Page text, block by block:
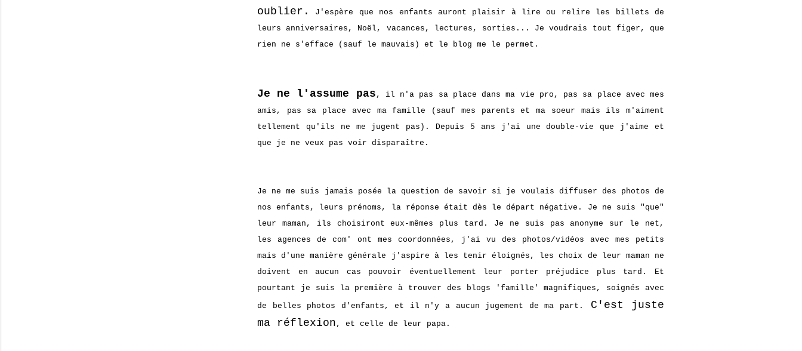
oublier.
J'espère que nos enfants auront plaisir à lire ou relire les billets de
leurs anniversaires, Noël, vacances, lectures, sorties... Je voudrais tout figer, que
rien ne s'efface (sauf le mauvais) et le blog me le permet.
Je ne l'assume pas , il n'a pas sa place dans ma vie pro, pas sa place avec mes
amis, pas sa place avec ma famille (sauf mes parents et ma soeur mais ils m'aiment
tellement qu'ils ne me jugent pas). Depuis 5 ans j'ai une double-vie que j'aime et
que je ne veux pas voir disparaître.
Je ne me suis jamais posée la question de savoir si je voulais diffuser des photos de
nos enfants, leurs prénoms, la réponse était dès le départ négative. Je ne suis "que"
leur maman, ils choisiront eux-mêmes plus tard. Je ne suis pas anonyme sur le net,
les agences de com' ont mes coordonnées, j'ai vu des photos/vidéos avec mes petits
mais d'une manière générale j'aspire à les tenir éloignés, les choix de leur maman ne
doivent en aucun cas pouvoir éventuellement leur porter préjudice plus tard. Et
pourtant je suis la première à trouver des blogs 'famille' magnifiques, soignés avec
de belles photos d'enfants, et il n'y a aucun jugement de ma part.
C'est juste
ma réflexion , et celle de leur papa.